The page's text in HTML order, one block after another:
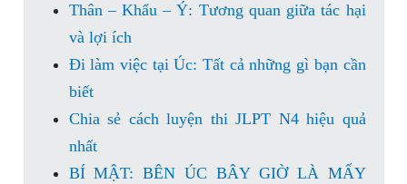
Thân – Khẩu – Ý: Tương quan giữa tác hại
và lợi ích
Đi làm việc tại Úc: Tất cả những gì bạn cần
biết
Chia sẻ cách luyện thi JLPT N4 hiệu quả
nhất
BÍ MẬT: BÊN ÚC BÂY GIỜ LÀ MẤY